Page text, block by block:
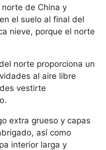
de China y
el suelo al final del
nieve, porque el norte
norte proporciona un
al aire libre
vestirte
extra grueso y capas
así como
interior larga y